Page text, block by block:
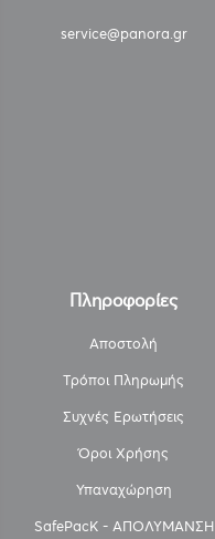
service@panora.gr
Πληροφορίες
Αποστολή
Τρόποι Πληρωμής
Συχνές Ερωτήσεις
Όροι Χρήσης
Υπαναχώρηση
SafePacK - ΑΠΟΛΥΜΑΝΣΗ